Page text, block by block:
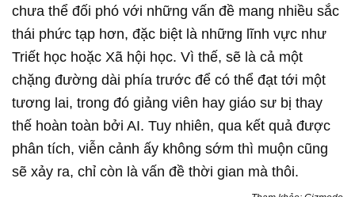
chưa thể đối phó với những vấn đề mang nhiều sắc
thái phức tạp hơn, đặc biệt là những lĩnh vực như
Triết học hoặc Xã hội học. Vì thế, sẽ là cả một
chặng đường dài phía trước để có thể đạt tới một
tương lai, trong đó giảng viên hay giáo sư bị thay
thế hoàn toàn bởi AI. Tuy nhiên, qua kết quả được
phân tích, viễn cảnh ấy không sớm thì muộn cũng
sẽ xảy ra, chỉ còn là vấn đề thời gian mà thôi.